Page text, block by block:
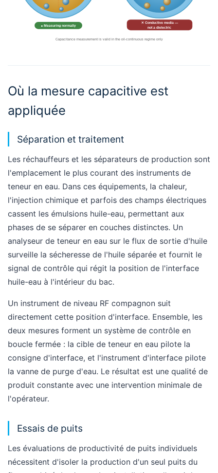
Où la mesure capacitive est
appliquée
Séparation et traitement
Les réchauffeurs et les séparateurs de production sont
l'emplacement le plus courant des instruments de
teneur en eau. Dans ces équipements, la chaleur,
l'injection chimique et parfois des champs électriques
cassent les émulsions huile-eau, permettant aux
phases de se séparer en couches distinctes. Un
analyseur de teneur en eau sur le flux de sortie d'huile
surveille la sécheresse de l'huile séparée et fournit le
signal de contrôle qui régit la position de l'interface
huile-eau à l'intérieur du bac.
Un instrument de niveau RF compagnon suit
directement cette position d'interface. Ensemble, les
deux mesures forment un système de contrôle en
boucle fermée : la cible de teneur en eau pilote la
consigne d'interface, et l'instrument d'interface pilote
la vanne de purge d'eau. Le résultat est une qualité de
produit constante avec une intervention minimale de
l'opérateur.
Essais de puits
Les évaluations de productivité de puits individuels
nécessitent d'isoler la production d'un seul puits du